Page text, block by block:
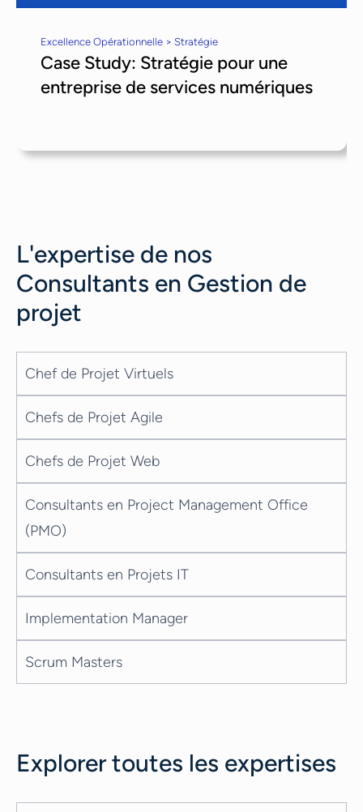
Excellence Opérationnelle > Stratégie
Case Study: Stratégie pour une
entreprise de services numériques
L'expertise de nos
Consultants en Gestion de
projet
Chef de Projet Virtuels
Chefs de Projet Agile
Chefs de Projet Web
Consultants en Project Management Office
(PMO)
Consultants en Projets IT
Implementation Manager
Scrum Masters
Explorer toutes les expertises